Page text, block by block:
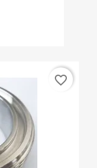
favorite_border